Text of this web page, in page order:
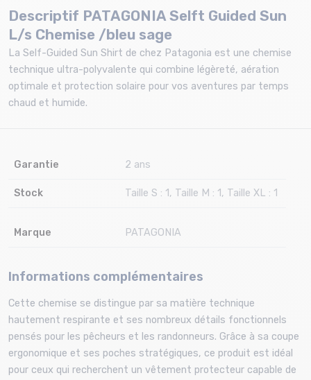
Descriptif PATAGONIA Selft Guided Sun
L/s Chemise /bleu sage
La Self-Guided Sun Shirt de chez Patagonia est une chemise
technique ultra-polyvalente qui combine légèreté, aération
optimale et protection solaire pour vos aventures par temps
chaud et humide.
Garantie 2 ans
Stock Taille S : 1, Taille M : 1, Taille XL : 1
Marque PATAGONIA
Informations complémentaires
Cette chemise se distingue par sa matière technique
hautement respirante et ses nombreux détails fonctionnels
pensés pour les pêcheurs et les randonneurs. Grâce à sa coupe
ergonomique et ses poches stratégiques, ce produit est idéal
pour ceux qui recherchent un vêtement protecteur capable de